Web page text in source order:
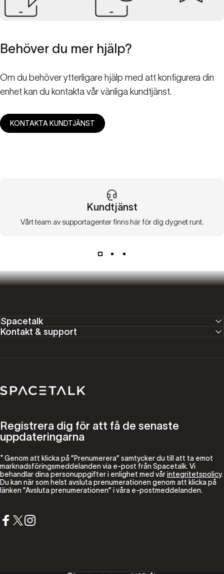
Behöver du mer hjälp?
Om du behöver ytterligare hjälp med att konfigurera din
enhet kan du kontakta vår vänliga kundtjänst.
KONTAKTA KUNDTJÄNST
Kundtjänst
Vårt team av supportagenter finns här för dig dygnet runt.
Spacetalk
Kontakt & support
Spacetalk
Registrera dig för att få de senaste
uppdateringarna
* Genom att klicka på ”Prenumerera” samtycker du till att ta emot
marknadsföringsmeddelanden via e-post från Spacetalk. Vi
behandlar dina personuppgifter i enlighet med vårintegritetspolicy.
Du kan när som helst avsluta prenumerationen genom att klicka på
länken ”Avsluta prenumerationen” i våra e-postmeddelanden.